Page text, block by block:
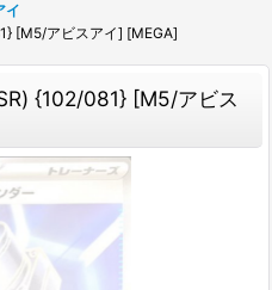
イ
[M5/アビスアイ] [MEGA]
{102/081} [M5/アビス